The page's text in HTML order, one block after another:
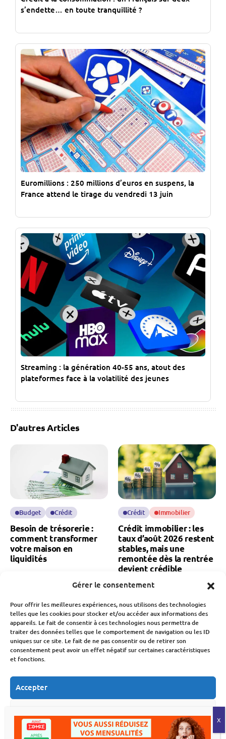
Gérer le consentement
Pour offrir les meilleures expériences, nous utilisons des technologies
telles que les cookies pour stocker et/ou accéder aux informations des
appareils. Le fait de consentir à ces technologies nous permettra de
traiter des données telles que le comportement de navigation ou les ID
uniques sur ce site. Le fait de ne pas consentir ou de retirer son
consentement peut avoir un effet négatif sur certaines caractéristiques
et fonctions.
Accepter
Voir les préférences
s’endette… en toute tranquillité ?
Euromillions : 250 millions d’euros en suspens, la
France attend le tirage du vendredi 13 juin
Streaming : la génération 40-55 ans, atout des
plateformes face à la volatilité des jeunes
D'autres Articles
Budget Crédit
Besoin de trésorerie :
comment transformer
votre maison en
liquidités
Crédit Immobilier
Crédit immobilier : les
taux d’août 2026 restent
stables, mais une
remontée dès la rentrée
devient crédible
Fabien Monvoisin
Crédit
Immobilier
Réformes Et
taux fixe pour les prêts
immobiliers après 2032
Crédit Immobilier
dès la rentrée 2026 ?
Fabien Monvoisin